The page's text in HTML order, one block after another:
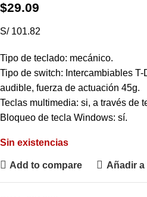
$29.09
S/ 101.82
Tipo de teclado: mecánico.
Tipo de switch: Intercambiables
audible, fuerza de actuación 45g.
Teclas multimedia: si, a través de
Bloqueo de tecla Windows: sí.
Sin existencias
Add to compare Añadir a